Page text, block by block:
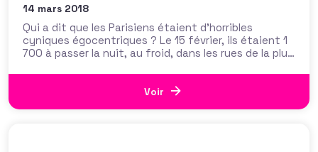
14 mars 2018
Qui a dit que les Parisiens étaient d’horribles
cyniques égocentriques ? Le 15 février, ils étaient 1
700 à passer la nuit, au froid, dans les rues de la plus
Voir